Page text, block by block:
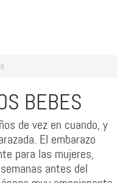
BEBES
de vez en cuando, y
El embarazo
para las mujeres,
antes del